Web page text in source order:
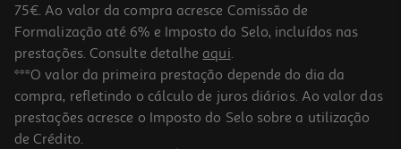
Guache Auchan Chicky Vermelho 250ml
1.99 €/un
1,99 €
75€. Ao valor da compra acresce Comissão de
Formalização até 6% e Imposto do Selo, incluídos nas
prestações. Consulte detalhe aqui.
***O valor da primeira prestação depende do dia da
compra, refletindo o cálculo de juros diários. Ao valor das
prestações acresce o Imposto do Selo sobre a utilização
de Crédito.